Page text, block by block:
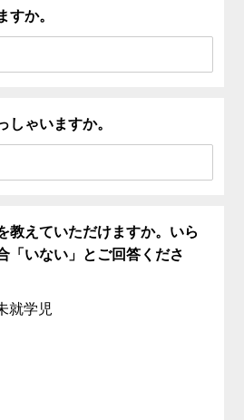
すか。
しゃいますか。
教えていただけますか。いら
「いない」とご回答くださ
就学児